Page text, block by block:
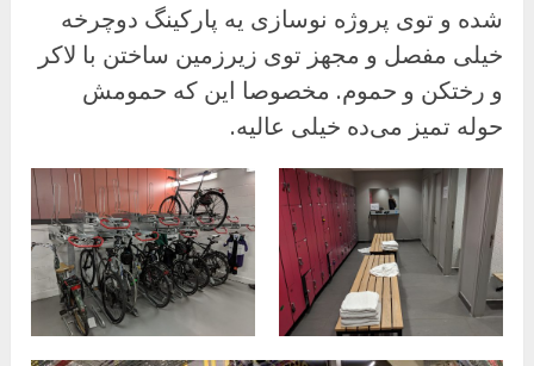
شده و توی پروژه نوسازی یه پارکینگ دوچرخه
خیلی مفصل و مجهز توی زیرزمین ساختن با لاکر
و رختکن و حموم. مخصوصا این که حمومش
حوله تمیز می‌ده خیلی عالیه.